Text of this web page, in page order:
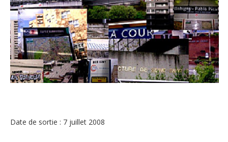
Date de sortie : 7 juillet 2008